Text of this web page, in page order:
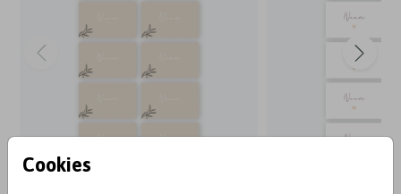
Cookies